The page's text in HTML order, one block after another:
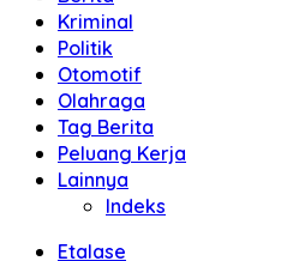
Kriminal
Politik
Otomotif
Olahraga
Tag Berita
Peluang Kerja
Lainnya
Indeks
Etalase